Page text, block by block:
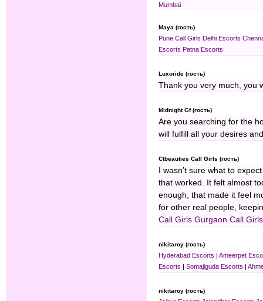
Mumbai
Maya (гость)
Pune Call Girls Delhi Escorts
Escorts Patna Escorts
Luxoride (гость)
Thank you very much, you
Midnight Gf (гость)
Are you searching for the
will fulfill all your desires
Ctbeauties Call Girls (гость)
I wasn’t sure what to
that worked. It felt almost
enough, that made it feel
for other real people,
Call Girls Gurgaon Call Girls
nikitaroy (гость)
Hyderabad Escorts | Ameerpet
Escorts | Somajiguda Escorts |
nikitaroy (гость)